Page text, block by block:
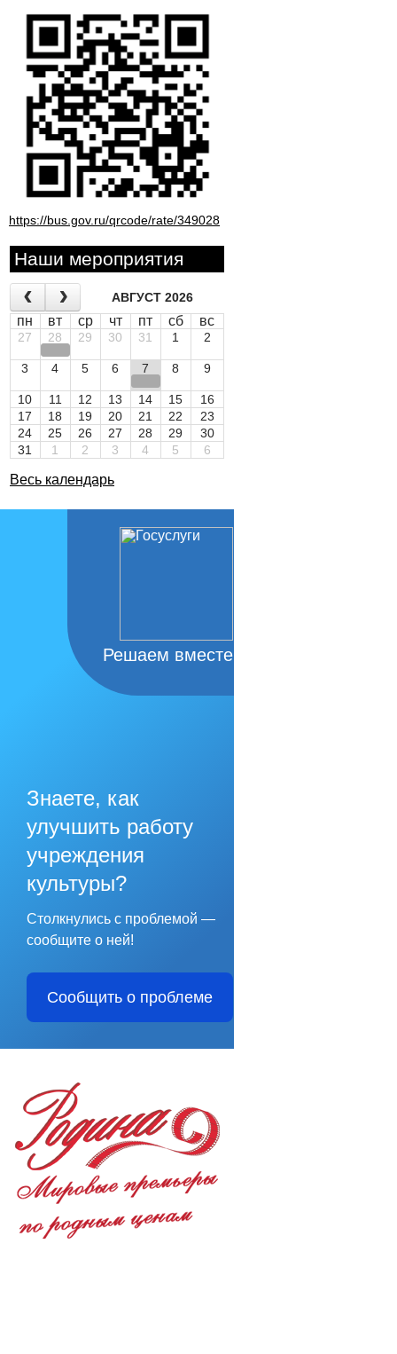
https://bus.gov.ru/qrcode/rate/349028
Наши мероприятия
АВГУСТ 2026
пн вт ср чт пт сб вс
27 28 29 30 31 1 2
3 4 5 6 7 8 9
10 11 12 13 14 15
16
17
18 19 20 21 22
23
24
25 26 27 28 29
30
31
1 2 3 4 5 6
Весь календарь
Решаем вместе
Знаете, как
улучшить работу
учреждения
культуры?
Столкнулись с проблемой —
сообщите о ней!
Сообщить о проблеме